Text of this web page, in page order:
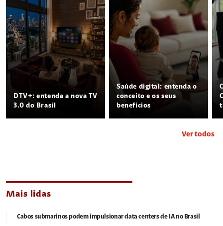
DTV+: entenda a nova TV
3.0 do Brasil
Saúde digital: entenda o
conceito e os seus
benefícios
Ver todos
Mais lidas
Cabos submarinos podem impulsionar data centers de IA no Brasil